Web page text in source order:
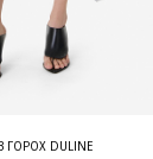
DULINE